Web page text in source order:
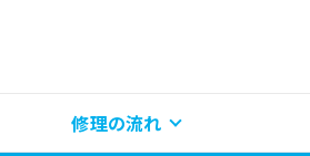
修理の流れ